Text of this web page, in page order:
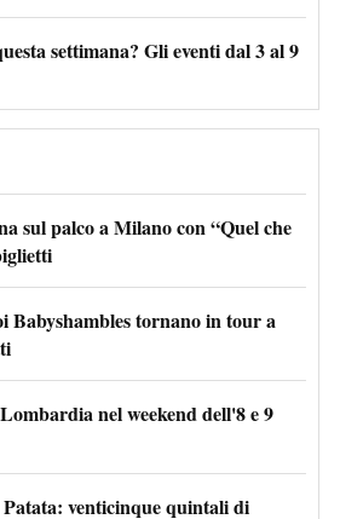
settimana? Gli eventi dal 3 al 9
sul palco a Milano con “Quel che
Babyshambles tornano in tour a
nel weekend dell'8 e 9
venticinque quintali di